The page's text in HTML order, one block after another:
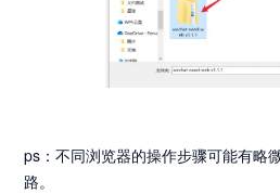
ps：不同浏览器的操作步骤可能有略
路。